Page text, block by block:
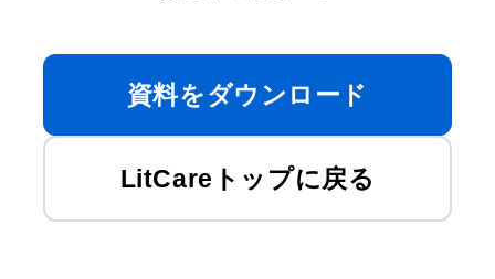
資料をダウンロード
LitCareトップに戻る